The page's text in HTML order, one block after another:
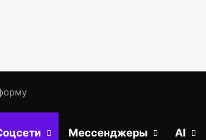
Мессенджеры AI